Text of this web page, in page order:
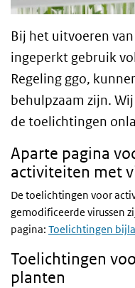
Bij het uitvoeren
ingeperkt gebruik
Regeling ggo,
behulpzaam zijn.
de toelichtingen
Aparte pagina
activiteiten met
De toelichtingen voor
gemodificeerde virussen
pagina: Toelichtingen
Toelichtingen
planten